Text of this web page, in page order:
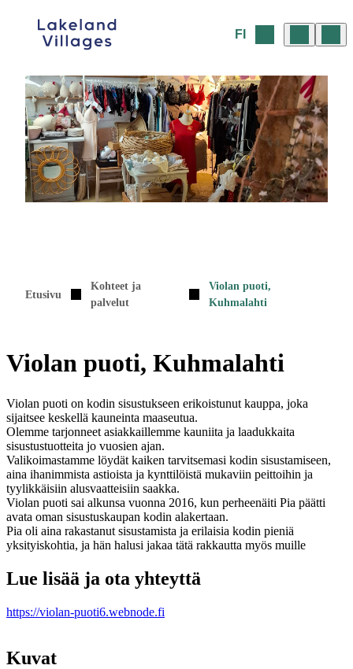
sisältöön
FI
Etusivu
Kohteet ja
palvelut
Violan puoti,
Kuhmalahti
Violan puoti, Kuhmalahti
Violan puoti on kodin sisustukseen erikoistunut kauppa, joka
sijaitsee keskellä kauneinta maaseutua.
Olemme tarjonneet asiakkaillemme kauniita ja laadukkaita
sisustustuotteita jo vuosien ajan.
Valikoimastamme löydät kaiken tarvitsemasi kodin sisustamiseen,
aina ihanimmista astioista ja kynttilöistä mukaviin peittoihin ja
tyylikkäisiin alusvaatteisiin saakka.
Violan puoti sai alkunsa vuonna 2016, kun perheenäiti Pia päätti
avata oman sisustuskaupan kodin alakertaan.
Pia oli aina rakastanut sisustamista ja erilaisia kodin pieniä
yksityiskohtia, ja hän halusi jakaa tätä rakkautta myös muille
Lue lisää ja ota yhteyttä
https://violan-puoti6.webnode.fi
Kuvat